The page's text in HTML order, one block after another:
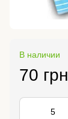
В наличии
70 грн